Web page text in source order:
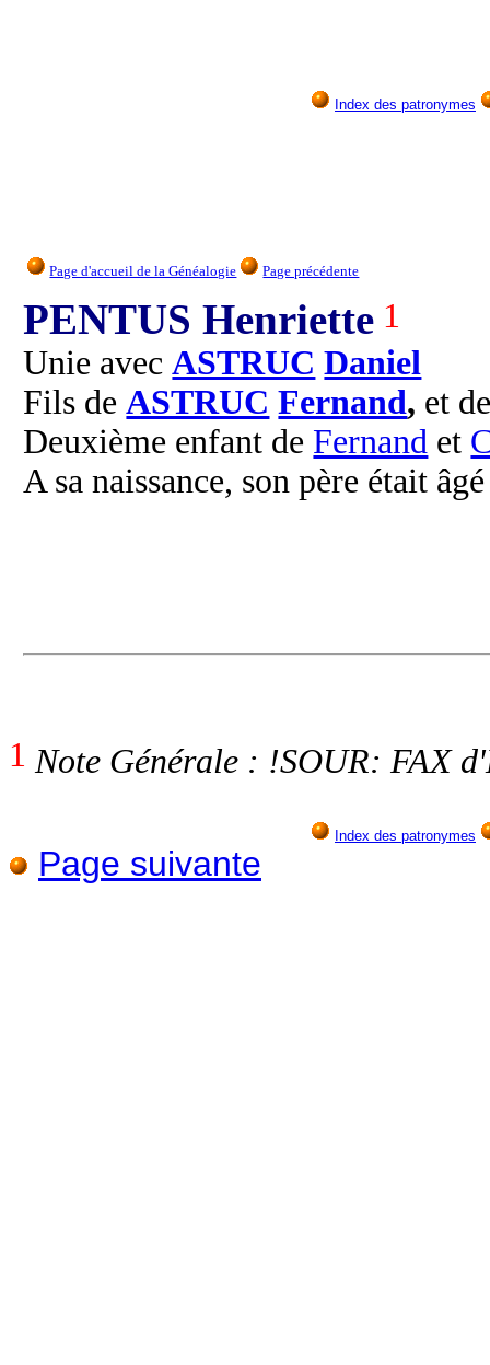
Index des patronymes
Page d'accueil de la Généalogie Page précédente
PENTUS Henriette 1
Unie avecASTRUC Daniel
Fils deASTRUC Fernand, et
Deuxième enfant de Fernand et
A sa naissance, son père était
1 Note Générale : !SOUR: FAX
Index des patronymes
Page suivante